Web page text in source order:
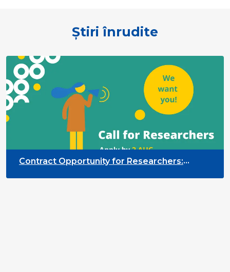
Știri înrudite
Contract Opportunity for Researchers:
Priority